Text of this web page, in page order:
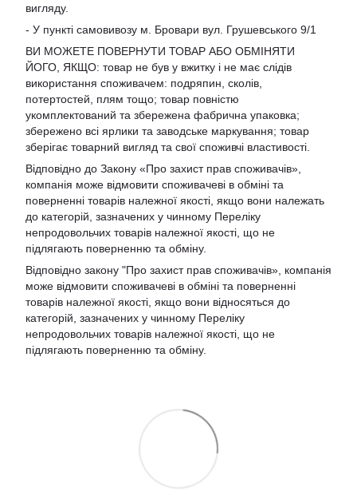
вигляду.
- У пункті самовивозу м. Бровари вул. Грушевського 9/1
ВИ МОЖЕТЕ ПОВЕРНУТИ ТОВАР АБО ОБМІНЯТИ
ЙОГО, ЯКЩО: товар не був у вжитку і не має слідів
використання споживачем: подряпин, сколів,
потертостей, плям тощо; товар повністю
укомплектований та збережена фабрична упаковка;
збережено всі ярлики та заводське маркування; товар
зберігає товарний вигляд та свої споживчі властивості.
Відповідно до Закону «Про захист прав споживачів»,
компанія може відмовити споживачеві в обміні та
поверненні товарів належної якості, якщо вони належать
до категорій, зазначених у чинному Переліку
непродовольчих товарів належної якості, що не
підлягають поверненню та обміну.
Відповідно закону "Про захист прав споживачів» , компанія
може відмовити споживачеві в обміні та поверненні
товарів належної якості, якщо вони відносяться до
категорій, зазначених у чинному Переліку
непродовольчих товарів належної якості, що не
підлягають поверненню та обміну.